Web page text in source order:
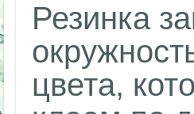
Резинка
цвета,